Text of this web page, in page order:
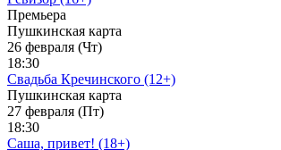
Премьера
Пушкинская карта
26 февраля (Чт)
18:30
Свадьба Кречинского (12+)
Пушкинская карта
27 февраля (Пт)
18:30
Саша, привет! (18+)